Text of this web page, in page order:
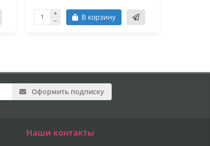
В корзину
Оформить подписку
Наши контакты